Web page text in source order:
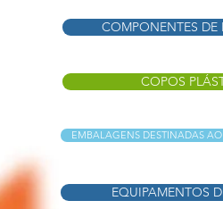
COMPONENTES DE
COPOS
EMBALAGENS DESTINADAS
EQUIPAMENTOS